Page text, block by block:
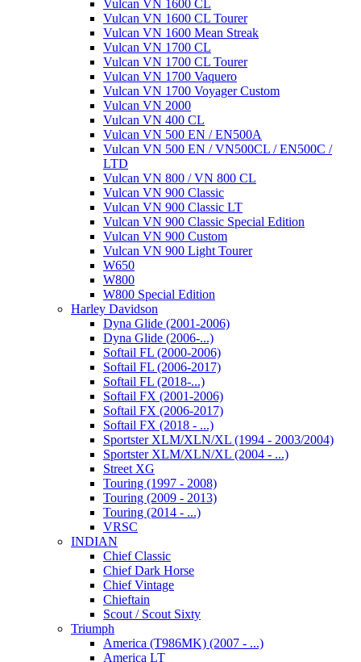
Vulcan VN 1600 CL
Vulcan VN 1600 CL Tourer
Vulcan VN 1600 Mean Streak
Vulcan VN 1700 CL
Vulcan VN 1700 CL Tourer
Vulcan VN 1700 Vaquero
Vulcan VN 1700 Voyager Custom
Vulcan VN 2000
Vulcan VN 400 CL
Vulcan VN 500 EN / EN500A
Vulcan VN 500 EN / VN500CL / EN500C /
LTD
Vulcan VN 800 / VN 800 CL
Vulcan VN 900 Classic
Vulcan VN 900 Classic LT
Vulcan VN 900 Classic Special Edition
Vulcan VN 900 Custom
Vulcan VN 900 Light Tourer
W650
W800
W800 Special Edition
Harley Davidson
Dyna Glide (2001-2006)
Dyna Glide (2006-...)
Softail FL (2000-2006)
Softail FL (2006-2017)
Softail FL (2018-...)
Softail FX (2001-2006)
Softail FX (2006-2017)
Softail FX (2018 - ...)
Sportster XLM/XLN/XL (1994 - 2003/2004)
Sportster XLM/XLN/XL (2004 - ...)
Street XG
Touring (1997 - 2008)
Touring (2009 - 2013)
Touring (2014 - ...)
VRSC
INDIAN
Chief Classic
Chief Dark Horse
Chief Vintage
Chieftain
Scout / Scout Sixty
Triumph
America (T986MK) (2007 - ...)
America LT